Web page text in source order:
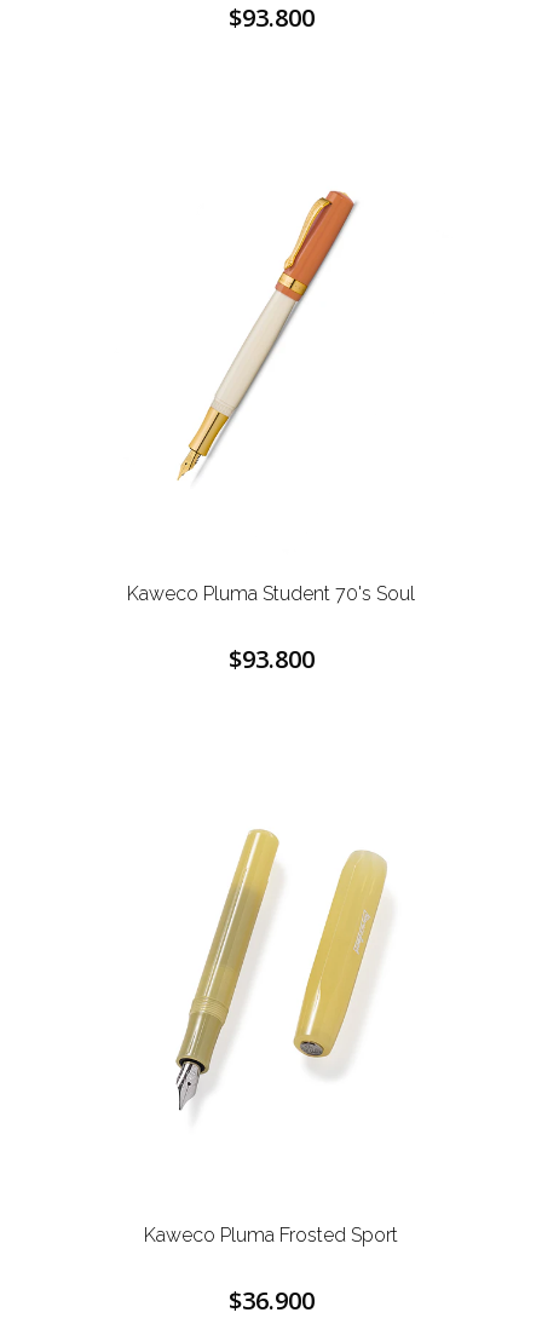
$93.800
Kaweco Pluma Student 70's Soul
$93.800
Kaweco Pluma Frosted Sport
$36.900